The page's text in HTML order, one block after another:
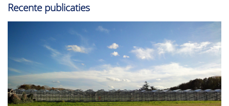
Recente publicaties